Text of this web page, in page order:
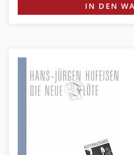
IN DEN